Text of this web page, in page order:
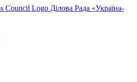
Ділова Рада «Україна-